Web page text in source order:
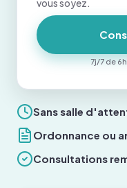
Sans salle
Ordonnance ou
Consultations
vous soyez.
7j/7 de